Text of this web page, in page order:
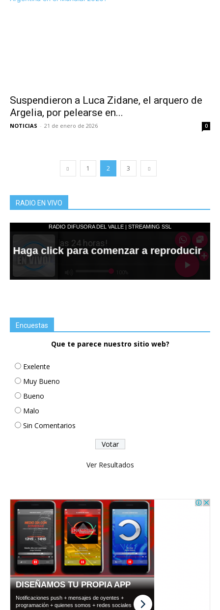
Suspendieron a Luca Zidane, el arquero de
Argelia, por pelearse en...
NOTICIAS - 21 de enero de 2026 0
1 2 3
RADIO EN VIVO
Encuestas
Que te parece nuestro sitio web?
Exelente
Muy Bueno
Bueno
Malo
Sin Comentarios
Ver Resultados